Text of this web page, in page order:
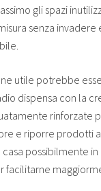
gli spazi
senza
utile potrebbe
dispensa con la
rinforzate
e riporre prodotti
possibilmente
facilitarne